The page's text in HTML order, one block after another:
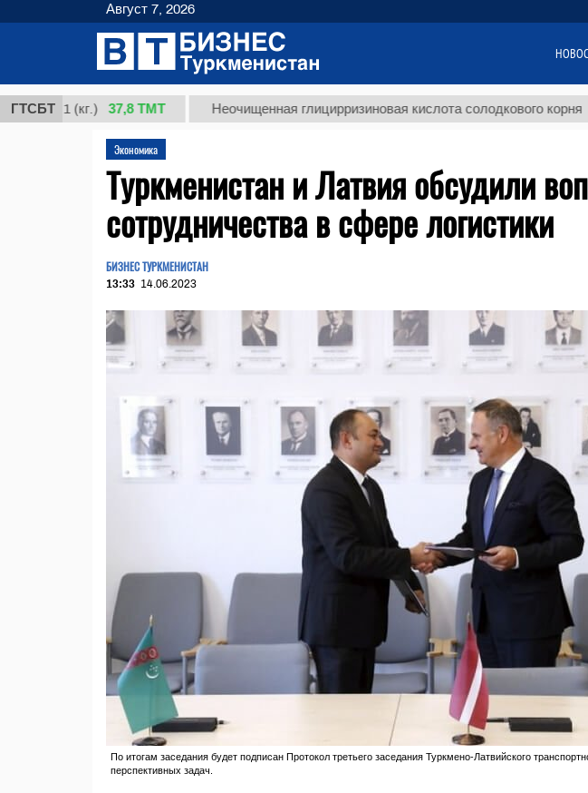
ГТСБТ
1 (кг.) 37,8 ТМТ Неочищенная глицирризиновая кислота солодкового корня
Экономика
Туркменистан и Латвия обсудили
сотрудничества в сфере логистики
БИЗНЕС ТУРКМЕНИСТАН
13:33 14.06.2023
По итогам заседания будет подписан Протокол третьего заседания Туркмено-Латвийского
перспективных задач.
Август 7, 2026